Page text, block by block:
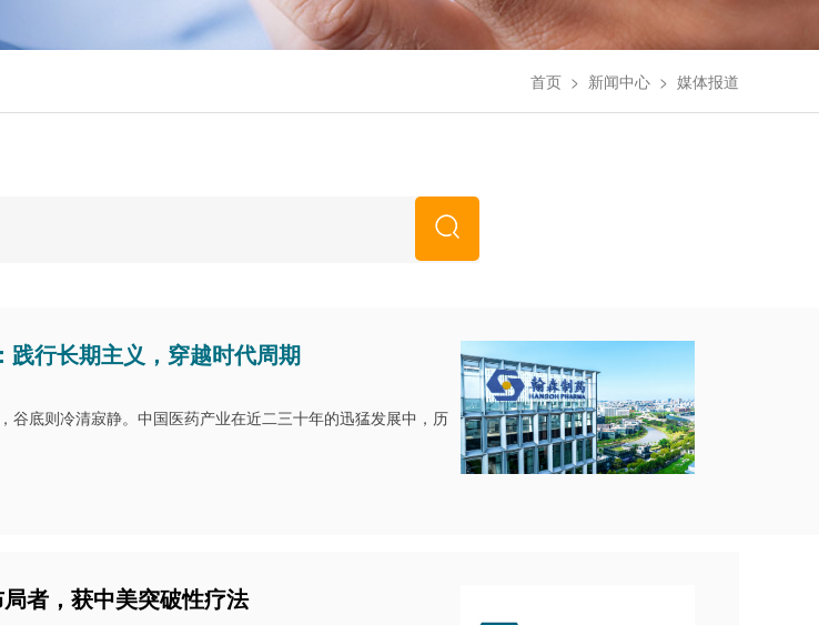
首页 > 新闻中心 > 媒体报道
行长期主义，穿越时代周期
谷底则冷清寂静。中国医药产业在近二三十年的迅猛发展中，历
者，获中美突破性疗法